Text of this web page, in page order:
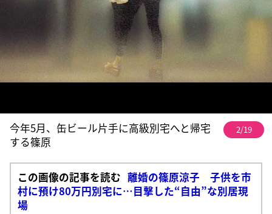
今年5月、缶ビール片手に高級別宅へと帰宅
する篠原
2/19
この画像の記事を読む 離婚の篠原涼子 子供を市
村に預け80万円別宅に…目撃した“自由”な別居現
場